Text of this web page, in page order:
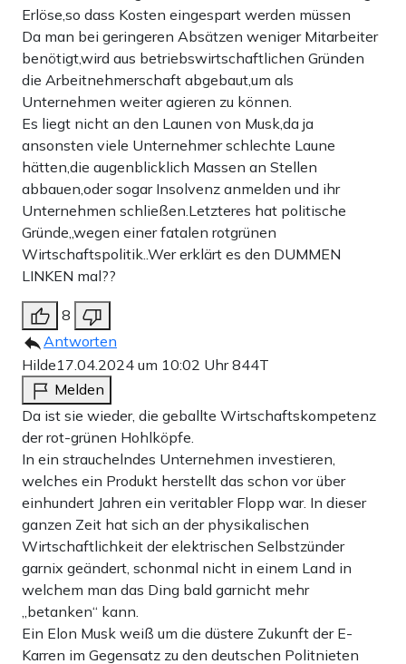
Erlöse,so dass Kosten eingespart werden müssen
Da man bei geringeren Absätzen weniger Mitarbeiter
benötigt,wird aus betriebswirtschaftlichen Gründen
die Arbeitnehmerschaft abgebaut,um als
Unternehmen weiter agieren zu können.
Es liegt nicht an den Launen von Musk,da ja
ansonsten viele Unternehmer schlechte Laune
hätten,die augenblicklich Massen an Stellen
abbauen,oder sogar Insolvenz anmelden und ihr
Unternehmen schließen.Letzteres hat politische
Gründe,,wegen einer fatalen rotgrünen
Wirtschaftspolitik..Wer erklärt es den DUMMEN
LINKEN mal??
8
Antworten
Hilde17.04.2024 um 10:02 Uhr844T
Melden
Da ist sie wieder, die geballte Wirtschaftskompetenz
der rot-grünen Hohlköpfe.
In ein strauchelndes Unternehmen investieren,
welches ein Produkt herstellt das schon vor über
einhundert Jahren ein veritabler Flopp war. In dieser
ganzen Zeit hat sich an der physikalischen
Wirtschaftlichkeit der elektrischen Selbstzünder
garnix geändert, schonmal nicht in einem Land in
welchem man das Ding bald garnicht mehr
„betanken“ kann.
Ein Elon Musk weiß um die düstere Zukunft der E-
Karren im Gegensatz zu den deutschen Politnieten